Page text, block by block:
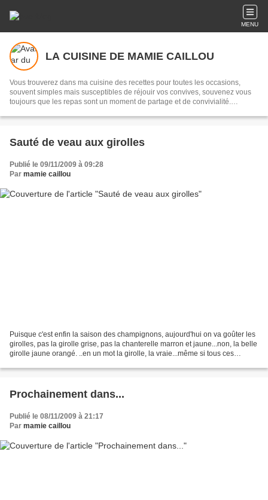
MENU
LA CUISINE DE MAMIE CAILLOU
Vous trouverez dans ma cuisine des recettes pour toutes les occasions,
souvent simples mais susceptibles de réjouir vos convives, souvenez vous
toujours que les repas sont un moment de partage et de convivialité.
Sauté de veau aux girolles
Publié le 09/11/2009 à 09:28
Par mamie caillou
Puisque c'est enfin la saison des champignons, aujourd'hui on va goûter les
girolles, pas la girolle grise, pas la chanterelle marron et jaune...non, la belle
girolle jaune orangé. ..en un mot la girolle, la vraie...même si tous ces
Prochainement dans...
Publié le 08/11/2009 à 21:17
Par mamie caillou